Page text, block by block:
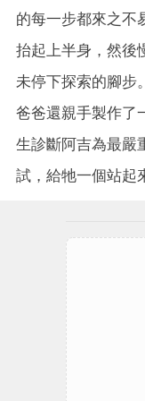
的每一步都來之不
抬起上半身，然後
未停下探索的腳步
爸爸還親手製作了
生診斷阿吉為最嚴
試，給牠一個站起